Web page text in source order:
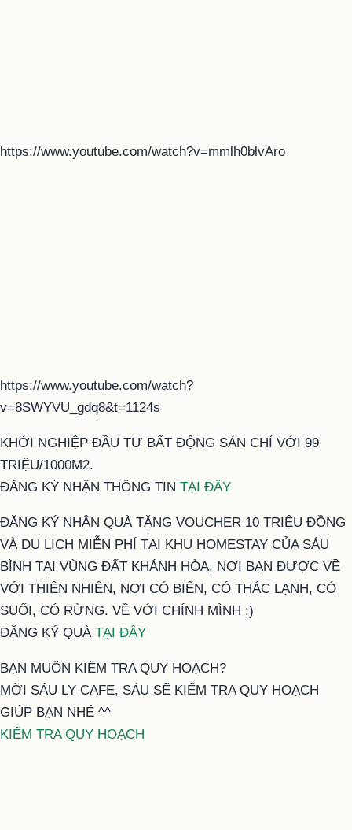
https://www.youtube.com/watch?v=mmlh0blvAro
https://www.youtube.com/watch?
v=8SWYVU_gdq8&t=1124s
KHỞI NGHIỆP ĐẦU TƯ BẤT ĐỘNG SẢN CHỈ VỚI 99
TRIỆU/1000M2.
ĐĂNG KÝ NHẬN THÔNG TIN TẠI ĐÂY
ĐĂNG KÝ NHẬN QUÀ TẶNG VOUCHER 10 TRIỆU ĐỒNG
VÀ DU LỊCH MIỄN PHÍ TẠI KHU HOMESTAY CỦA SÁU
BÌNH TẠI VÙNG ĐẤT KHÁNH HÒA, NƠI BẠN ĐƯỢC VỀ
VỚI THIÊN NHIÊN, NƠI CÓ BIỂN, CÓ THÁC LẠNH, CÓ
SUỐI, CÓ RỪNG. VỀ VỚI CHÍNH MÌNH :)
ĐĂNG KÝ QUÀ TẠI ĐÂY
BẠN MUỐN KIỂM TRA QUY HOẠCH?
MỜI SÁU LY CAFE, SÁU SẼ KIỂM TRA QUY HOẠCH
GIÚP BẠN NHÉ ^^
KIỂM TRA QUY HOẠCH